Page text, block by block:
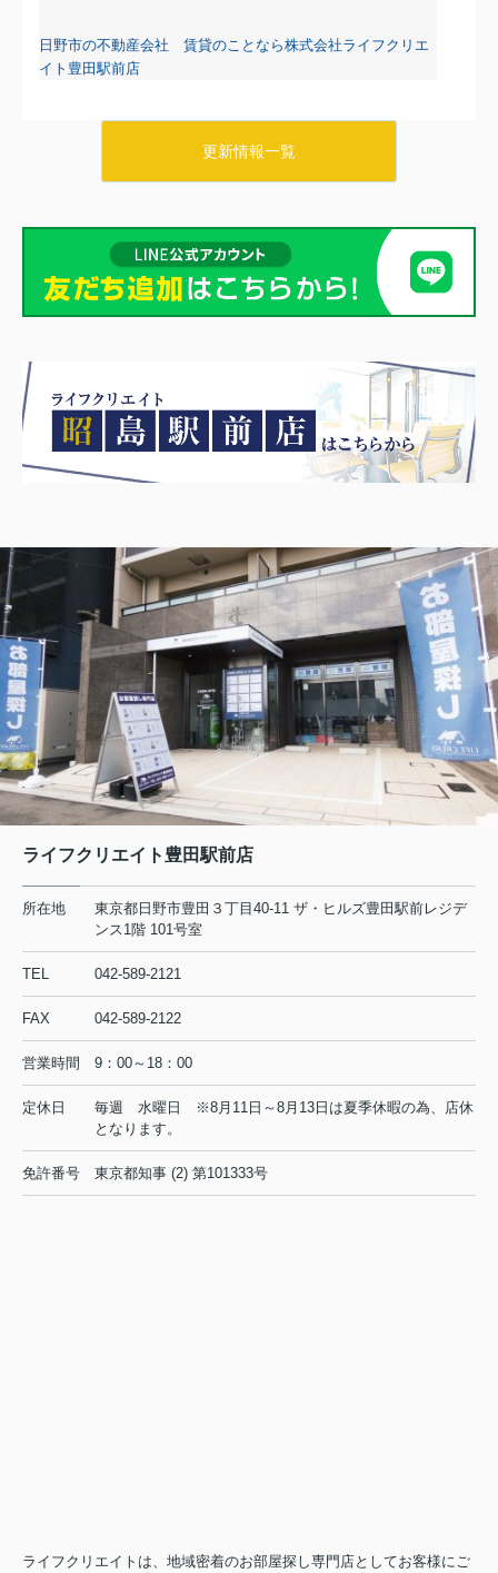
日野市の不動産会社 賃貸のことなら株式会社ライフクリエ
イト豊田駅前店
リブリ・タチカワ103
6.2万円
日野市の不動産会社 賃貸のことなら株式会社ライフクリエ
イト豊田駅前店
日野・豊田・八王子の賃貸物件情報をUPしました！
マーベリー石川205
7.8万円
東京都八王子市石川町984-1
中央線 日野駅 徒歩26分
物件詳細へ
日野市の不動産会社 賃貸のことなら株式会社ライフクリエ
イト豊田駅前店
2026.08.05
リビエール高幡201
6.5万円
東京都日野市高幡680-12
京王線 高幡不動駅 徒歩6分
物件詳細へ
日野市の不動産会社 賃貸のことなら株式会社ライフクリエ
イト豊田駅前店
2026.08.04
更新情報一覧
ライフクリエイト豊田駅前店
所在地
東京都日野市豊田３丁目40-11 ザ・ヒルズ豊田駅前レジデ
ンス1階 101号室
TEL 042-589-2121
FAX 042-589-2122
営業時間 9：00～18：00
定休日
毎週 水曜日 ※8月11日～8月13日は夏季休暇の為、店休
となります。
免許番号 東京都知事 (2) 第101333号
ライフクリエイトは、地域密着のお部屋探し専門店としてお客様にご